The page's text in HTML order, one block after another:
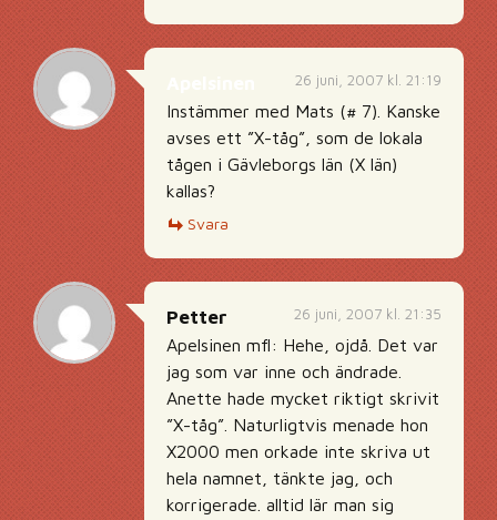
26 juni, 2007 kl. 21:19
Instämmer med Mats (# 7). Kanske
avses ett ”X-tåg”, som de lokala
tågen i Gävleborgs län (X län)
kallas?
Svara
26 juni, 2007 kl. 21:35
Petter
Apelsinen mfl: Hehe, ojdå. Det var
jag som var inne och ändrade.
Anette hade mycket riktigt skrivit
”X-tåg”. Naturligtvis menade hon
X2000 men orkade inte skriva ut
hela namnet, tänkte jag, och
korrigerade. alltid lär man sig